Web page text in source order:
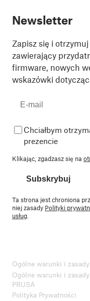
Newsletter
Zapisz się i
zawierający
firmware, nowych
wskazówki
Chciałbym
prezencie
Klikając, zgadzasz się na
Subskrybuj
Ta strona jest chroniona
niej zasady Polityki
usług
Ogólne warunki i zasady
Ogólne warunki i
PRUSA
Polityka Prywatności